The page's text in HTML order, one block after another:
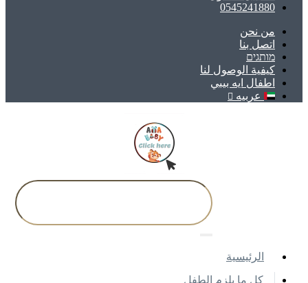
0545241880
ﻣﻦ ﻧﺤﻦ
اتصل بنا
מותגים
كيفية الوصول لنا
اطفال ايه بيبي
عربيه
اﻟﺮﺋﻴﺴﻴﺔ
كل ما يلزم الطفل